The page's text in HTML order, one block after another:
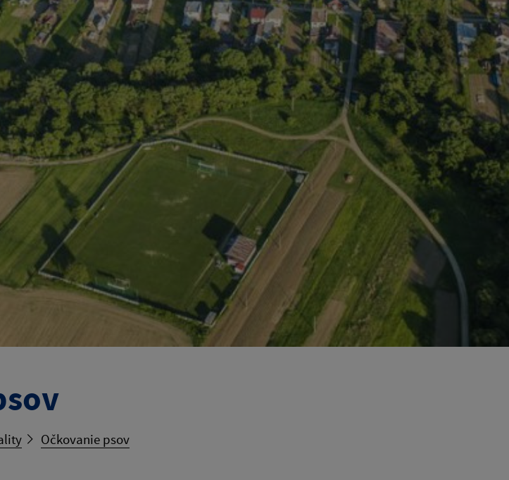
Očkovanie psov